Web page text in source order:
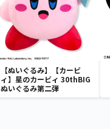
【ぬいぐるみ】【カービ
ィ】星のカービィ 30thBIG
ぬいぐるみ第二弾